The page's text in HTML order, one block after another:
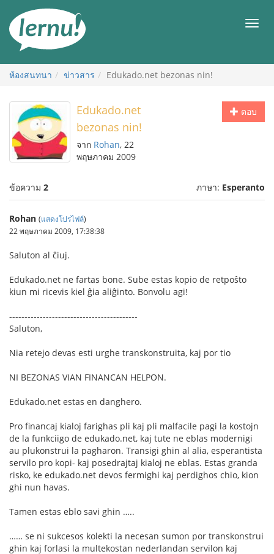
สารบัญ
เมนู
ห้องสนทนา ข่าวสาร Edukado.net bezonas nin!
ตอบ
Edukado.net
bezonas nin!
จาก Rohan, 22
พฤษภาคม 2009
ข้อความ 2 ภาษา: Esperanto
Rohan (แสดงโปรไฟล์)
22 พฤษภาคม 2009, 17:38:38
Saluton al ĉiuj.
Edukado.net ne fartas bone. Sube estas kopio de retpoŝto
kiun mi ricevis kiel ĝia aliĝinto. Bonvolu agi!
------------------------------------------
Saluton,
Nia retejo devas esti urghe transkonstruita, kaj por tio
NI BEZONAS VIAN FINANCAN HELPON.
Edukado.net estas en danghero.
Pro financaj kialoj farighas pli kaj pli malfacile pagi la kostojn
de la funkciigo de edukado.net, kaj tute ne eblas modernigi
au plukonstrui la pagharon. Transigi ghin al alia, esperantista
servilo pro kopi- kaj posedrajtaj kialoj ne eblas. Estas granda
risko, ke edukado.net devos fermighi kaj perdighos chio, kion
ghi nun havas.
Tamen estas eblo savi ghin …..
…… se ni sukcesos kolekti la necesan sumon por transkonstrui
ghin kaj forlasi la multekostan nederlandan servilon kaj